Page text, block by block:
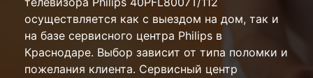
осуществляется как с выездом на дом, так и
на базе сервисного центра Philips в
Краснодаре. Выбор зависит от типа поломки и
пожелания клиента. Сервисный центр